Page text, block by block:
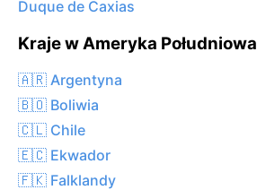
Duque de Caxias
Kraje w Ameryka Południowa
🇦🇷 Argentyna
🇧🇴 Boliwia
🇨🇱 Chile
🇪🇨 Ekwador
🇫🇰 Falklandy